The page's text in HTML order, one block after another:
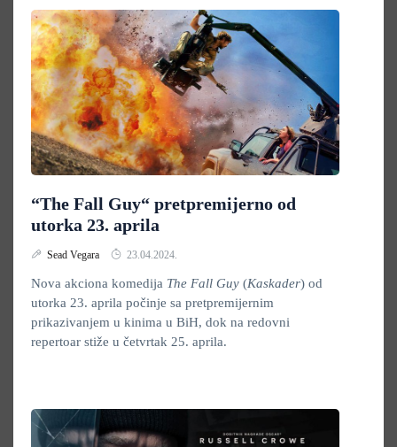
“The Fall Guy“ pretpremijerno od
utorka 23. aprila
Sead Vegara 23.04.2024.
Nova akciona komedija The Fall Guy (Kaskader) od
utorka 23. aprila počinje sa pretpremijernim
prikazivanjem u kinima u BiH, dok na redovni
repertoar stiže u četvrtak 25. aprila.